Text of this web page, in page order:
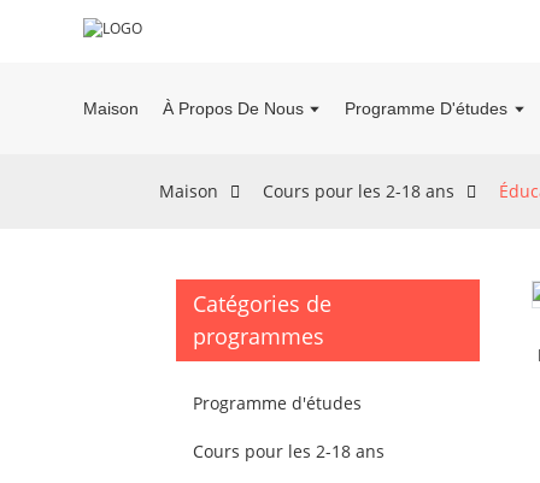
Maison À Propos De Nous Programme D'études
Maison Cours pour les 2-18 ans
Catégories de
programmes
Programme d'études
Cours pour les 2-18 ans